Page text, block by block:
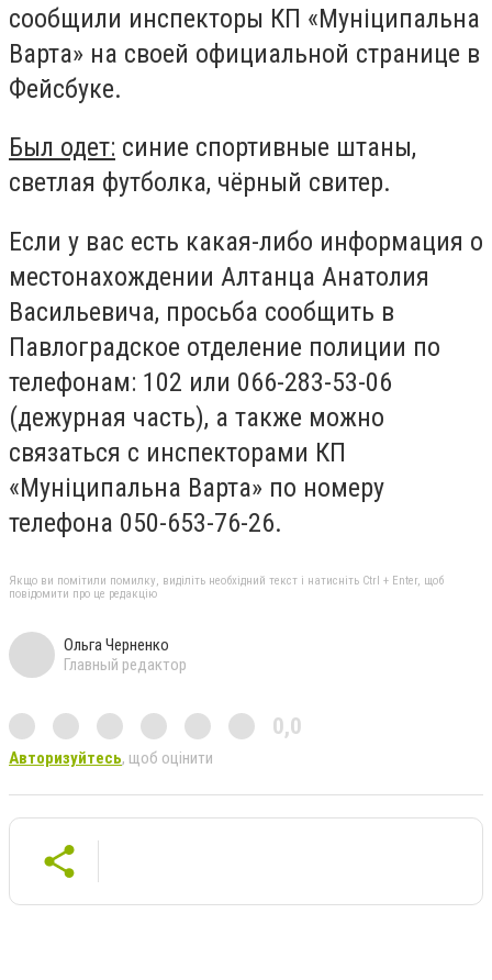
сообщили инспекторы КП «Муніципальна
Варта» на своей официальной странице в
Фейсбуке.
Был одет: синие спортивные штаны,
светлая футболка, чёрный свитер.
Если у вас есть какая-либо информация о
местонахождении Алтанца Анатолия
Васильевича, просьба сообщить в
Павлоградское отделение полиции по
телефонам: 102 или 066-283-53-06
(дежурная часть), а также можно
связаться с инспекторами КП
«Муніципальна Варта» по номеру
телефона 050-653-76-26.
Якщо ви помітили помилку, виділіть необхідний текст і натисніть Ctrl + Enter, щоб
повідомити про це редакцію
Ольга Черненко
Главный редактор
0,0
Авторизуйтесь, щоб оцінити